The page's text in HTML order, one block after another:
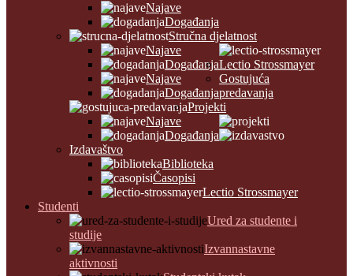
Najave
Događanja
Stručna djelatnost
Najave
DogađanjaLectio Strossmayer
Najave
Događanja
Gostujuća
predavanja
Najave
Događanja
Projekti
Izdavaštvo
Biblioteka
Časopisi
Lectio Strossmayer
Studenti
Ured za studente i
studije
Izvannastavne
aktivnosti